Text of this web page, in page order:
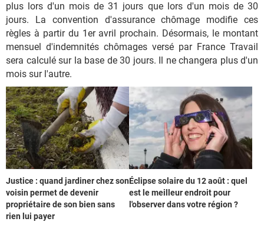
plus lors d'un mois de 31 jours que lors d'un mois de 30
jours. La convention d'assurance chômage modifie ces
règles à partir du 1er avril prochain. Désormais, le montant
mensuel d'indemnités chômages versé par France Travail
sera calculé sur la base de 30 jours. Il ne changera plus d'un
mois sur l'autre.
Justice : quand jardiner chez son
voisin permet de devenir
propriétaire de son bien sans
rien lui payer
Éclipse solaire du 12 août : quel
est le meilleur endroit pour
l'observer dans votre région ?